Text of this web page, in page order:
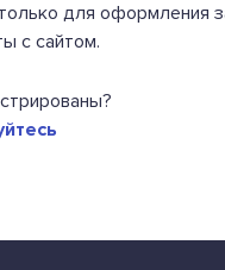
для оформления
с сайтом.